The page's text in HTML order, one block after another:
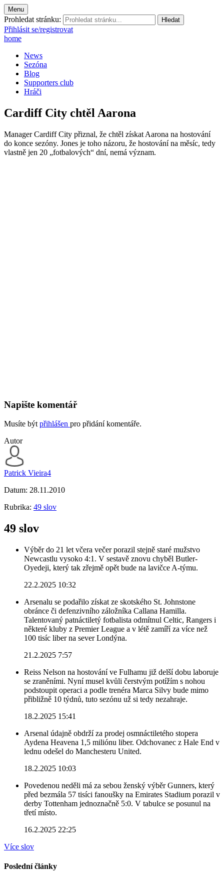
Menu
Prohledat stránku:
Přihlásit se/registrovat
home
News
Sezóna
Blog
Supporters club
Hráči
Cardiff City chtěl Aarona
Manager Cardiff City přiznal, že chtěl získat Aarona na hostování
do konce sezóny. Jones je toho názoru, že hostování na měsíc, tedy
vlastně jen 20 „fotbalových“ dní, nemá význam.
Napište komentář
Musíte být přihlášen pro přidání komentáře.
Autor
Patrick Vieira4
Datum: 28.11.2010
Rubrika: 49 slov
49 slov
Výběr do 21 let včera večer porazil stejně staré mužstvo
Newcastlu vysoko 4:1. V sestavě znovu chyběl Butler-
Oyedeji, který tak zřejmě opět bude na lavičce A-týmu.
22.2.2025 10:32
Arsenalu se podařilo získat ze skotského St. Johnstone
obránce či defenzivního záložníka Callana Hamilla.
Talentovaný patnáctiletý fotbalista odmítnul Celtic, Rangers i
některé kluby z Premier League a v létě zamíří za více než
100 tisíc liber na sever Londýna.
21.2.2025 7:57
Reiss Nelson na hostování ve Fulhamu již delší dobu laboruje
se zraněními. Nyní musel kvůli čerstvým potížím s nohou
podstoupit operaci a podle trenéra Marca Silvy bude mimo
přibližně 10 týdnů, tuto sezónu už si tedy nezahraje.
18.2.2025 15:41
Arsenal údajně obdrží za prodej osmnáctiletého stopera
Aydena Heavena 1,5 miliónu liber. Odchovanec z Hale End v
lednu odešel do Manchesteru United.
18.2.2025 10:03
Povedenou neděli má za sebou ženský výběr Gunners, který
před bezmála 57 tisíci fanoušky na Emirates Stadium porazil v
derby Tottenham jednoznačně 5:0. V tabulce se posunul na
třetí místo.
16.2.2025 22:25
Více slov
Poslední články